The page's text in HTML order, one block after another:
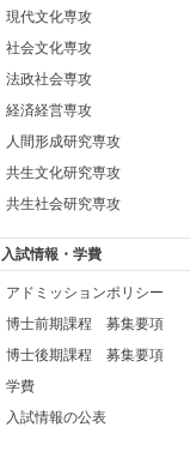
現代文化専攻
社会文化専攻
法政社会専攻
経済経営専攻
人間形成研究専攻
共生文化研究専攻
共生社会研究専攻
入試情報・学費
アドミッションポリシー
博士前期課程 募集要項
博士後期課程 募集要項
学費
入試情報の公表